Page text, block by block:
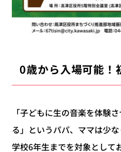
0歳から入場可能！
「子どもに生の音楽を体験
る」というパパ、ママは少
学校6年生までを対象として